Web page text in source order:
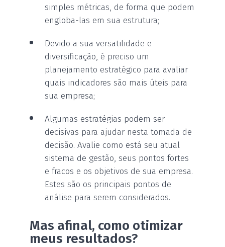
simples métricas, de forma que podem
engloba-las em sua estrutura;
Devido a sua versatilidade e
diversificação, é preciso um
planejamento estratégico para avaliar
quais indicadores são mais úteis para
sua empresa;
Algumas estratégias podem ser
decisivas para ajudar nesta tomada de
decisão. Avalie como está seu atual
sistema de gestão, seus pontos fortes
e fracos e os objetivos de sua empresa.
Estes são os principais pontos de
análise para serem considerados.
Mas afinal, como otimizar
meus resultados?